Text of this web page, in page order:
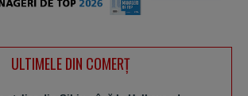
ULTIMELE DIN COMERȚ